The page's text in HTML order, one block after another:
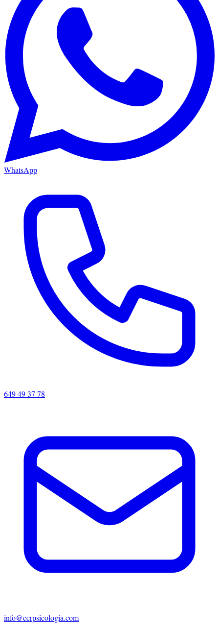
WhatsApp
649 49 37 78
info@ccrpsicologia.com